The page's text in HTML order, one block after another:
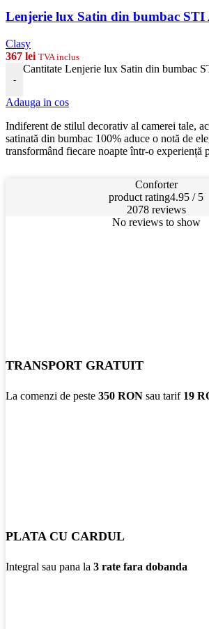
Lenjerie lux Satin din bumbac
Clasy
367 lei TVA inclus
-
Cantitate Lenjerie lux Satin din bumbac
Adauga in cos
Indiferent de stilul decorativ al camerei tale,
satinată din bumbac 100% aduce o notă de
transformând fiecare noapte într-o experiență
Conforter
product rating4.95 / 5
2078 reviews
No reviews to show
TRANSPORT GRATUIT
La comenzi de peste 350 RON sau tarif 19
PLATA CU CARDUL
Integral sau pana la 3 rate fara dobanda